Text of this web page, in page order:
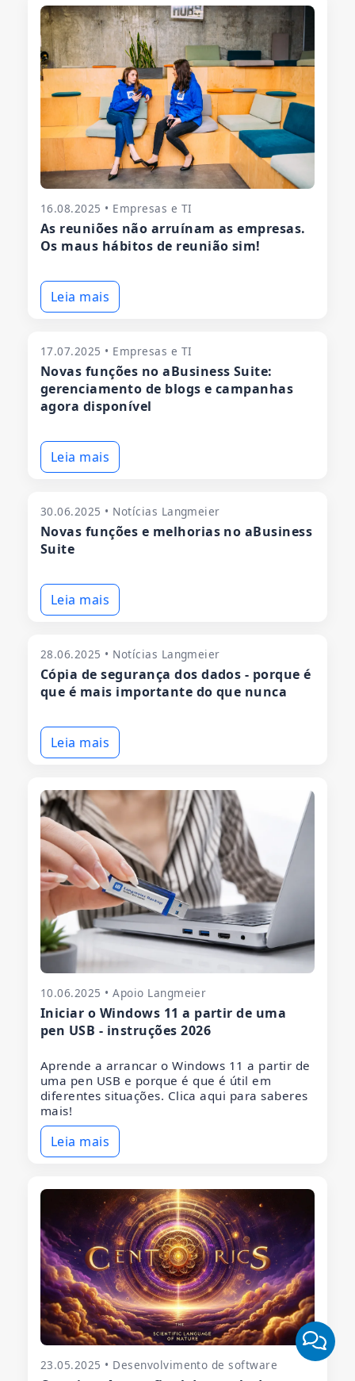
16.08.2025 • Empresas e TI
As reuniões não arruínam as empresas.
Os maus hábitos de reunião sim!
Leia mais
17.07.2025 • Empresas e TI
Novas funções no aBusiness Suite:
gerenciamento de blogs e campanhas
agora disponível
Leia mais
30.06.2025 • Notícias Langmeier
Novas funções e melhorias no aBusiness
Suite
Leia mais
28.06.2025 • Notícias Langmeier
Cópia de segurança dos dados - porque é
que é mais importante do que nunca
Leia mais
10.06.2025 • Apoio Langmeier
Iniciar o Windows 11 a partir de uma
pen USB - instruções 2026
Aprende a arrancar o Windows 11 a partir de
uma pen USB e porque é que é útil em
diferentes situações. Clica aqui para saberes
mais!
Leia mais
23.05.2025 • Desenvolvimento de software